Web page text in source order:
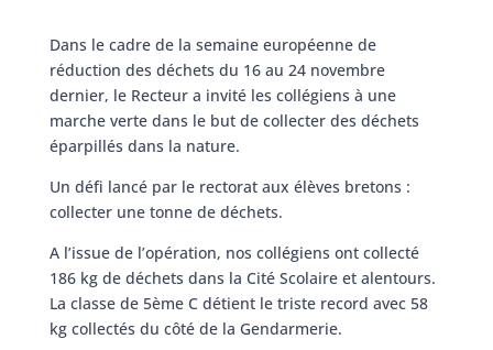
Dans le cadre de la semaine européenne de
réduction des déchets du 16 au 24 novembre
dernier, le Recteur a invité les collégiens à une
marche verte dans le but de collecter des déchets
éparpillés dans la nature.
Un défi lancé par le rectorat aux élèves bretons :
collecter une tonne de déchets.
A l’issue de l’opération, nos collégiens ont collecté
186 kg de déchets dans la Cité Scolaire et alentours.
La classe de 5ème C détient le triste record avec 58
kg collectés du côté de la Gendarmerie.